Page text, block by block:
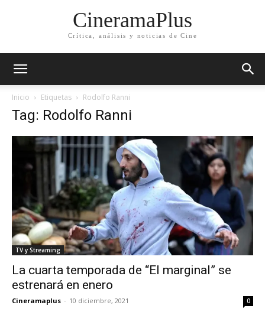
CineramaPlus
Crítica, análisis y noticias de Cine
Inicio Etiquetas Rodolfo Ranni
Tag: Rodolfo Ranni
TV y Streaming
La cuarta temporada de “El marginal” se
estrenará en enero
Cineramaplus - 10 diciembre, 2021 0